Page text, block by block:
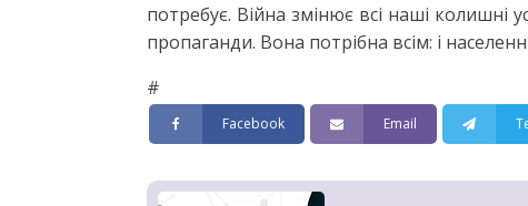
потребує. Війна змінює всі наші колишні
пропаганди. Вона потрібна всім: і
#
Facebook Email